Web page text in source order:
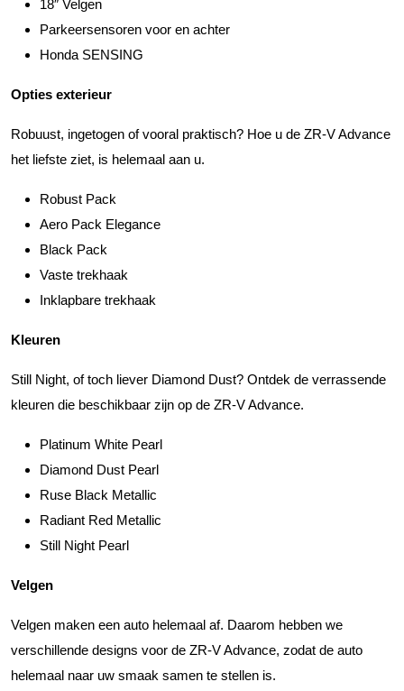
18″ Velgen
Parkeersensoren voor en achter
Honda SENSING
Opties exterieur
Robuust, ingetogen of vooral praktisch? Hoe u de ZR-V Advance
het liefste ziet, is helemaal aan u.
Robust Pack
Aero Pack Elegance
Black Pack
Vaste trekhaak
Inklapbare trekhaak
Kleuren
Still Night, of toch liever Diamond Dust? Ontdek de verrassende
kleuren die beschikbaar zijn op de ZR-V Advance.
Platinum White Pearl
Diamond Dust Pearl
Ruse Black Metallic
Radiant Red Metallic
Still Night Pearl
Velgen
Velgen maken een auto helemaal af. Daarom hebben we
verschillende designs voor de ZR-V Advance, zodat de auto
helemaal naar uw smaak samen te stellen is.